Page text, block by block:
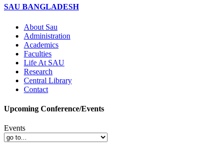
SAU BANGLADESH
About Sau
Administration
Academics
Faculties
Life At SAU
Research
Central Library
Contact
Upcoming Conference/Events
Events